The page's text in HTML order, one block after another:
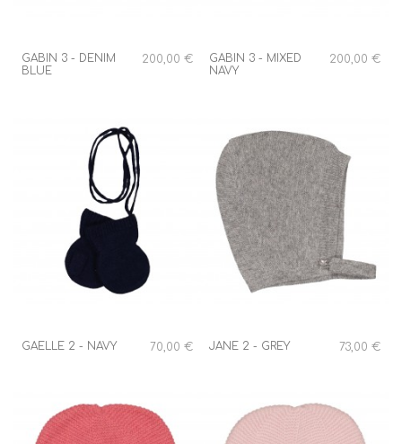
GABIN 3 - DENIM
BLUE
200,00 €
GABIN 3 - MIXED
NAVY
200,00 €
GAELLE 2 - NAVY 70,00 € JANE 2 - GREY 73,00 €